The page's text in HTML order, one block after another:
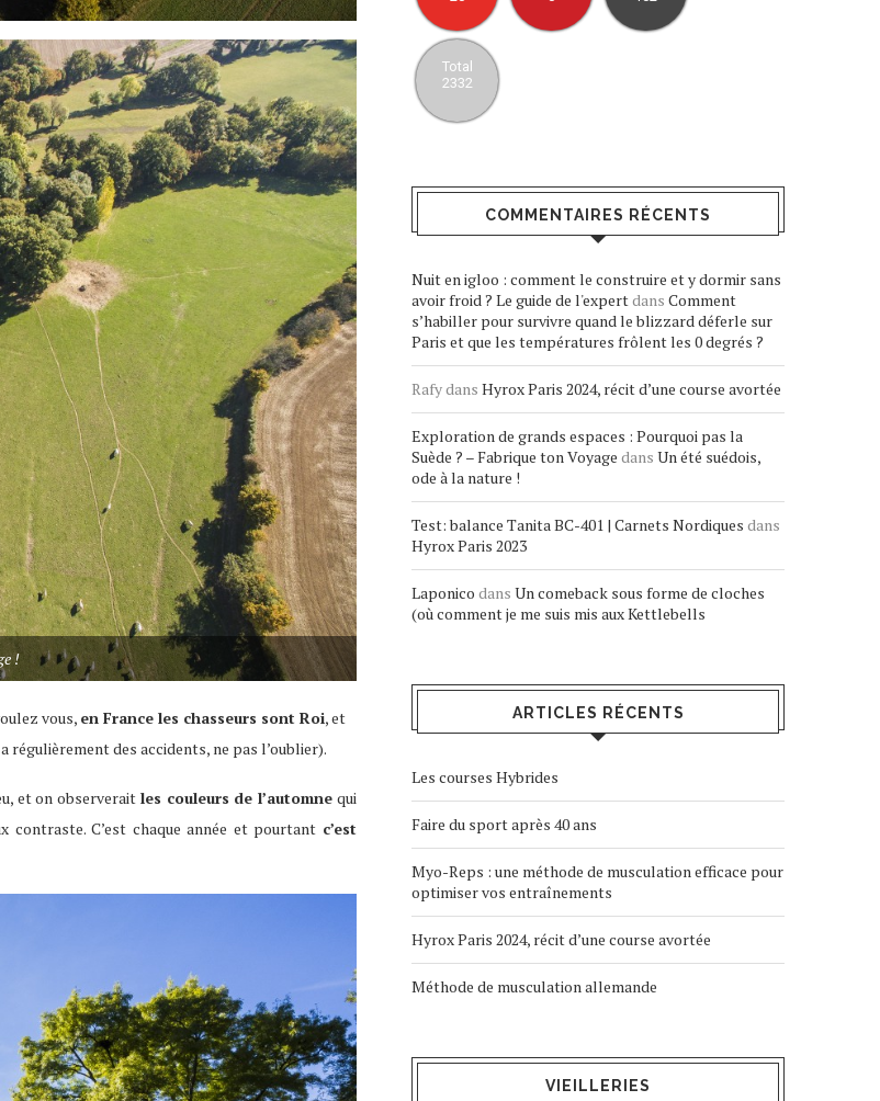
!
vous, en France les chasseurs sont Roi, et
des accidents, ne pas l’oublier).
et on observerait les couleurs de l’automne qui
C’est chaque année et pourtant c’est
Total
2332
COMMENTAIRES RÉCENTS
Nuit en igloo : comment le construire et y dormir sans
avoir froid ? Le guide de l'expertdans Comment
s’habiller pour survivre quand le blizzard déferle sur
Paris et que les températures frôlent les 0 degrés ?
Rafydans Hyrox Paris 2024, récit d’une course avortée
Exploration de grands espaces : Pourquoi pas la
Suède ? – Fabrique ton Voyage dans Un été suédois,
ode à la nature !
Test: balance Tanita BC-401 | Carnets Nordiques dans
Hyrox Paris 2023
Laponico dans Un comeback sous forme de cloches
(où comment je me suis mis aux Kettlebells
ARTICLES RÉCENTS
Les courses Hybrides
Faire du sport après 40 ans
Myo-Reps : une méthode de musculation efficace pour
optimiser vos entraînements
Hyrox Paris 2024, récit d’une course avortée
Méthode de musculation allemande
VIEILLERIES